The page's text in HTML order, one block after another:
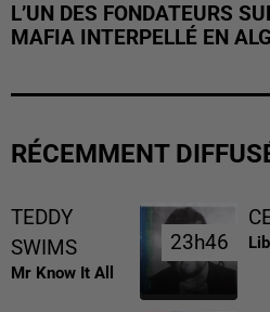
L’UN DES FONDATEURS
MAFIA INTERPELLÉ EN
RÉCEMMENT
TEDDY
SWIMS
Mr Know It All
23h46
23h46